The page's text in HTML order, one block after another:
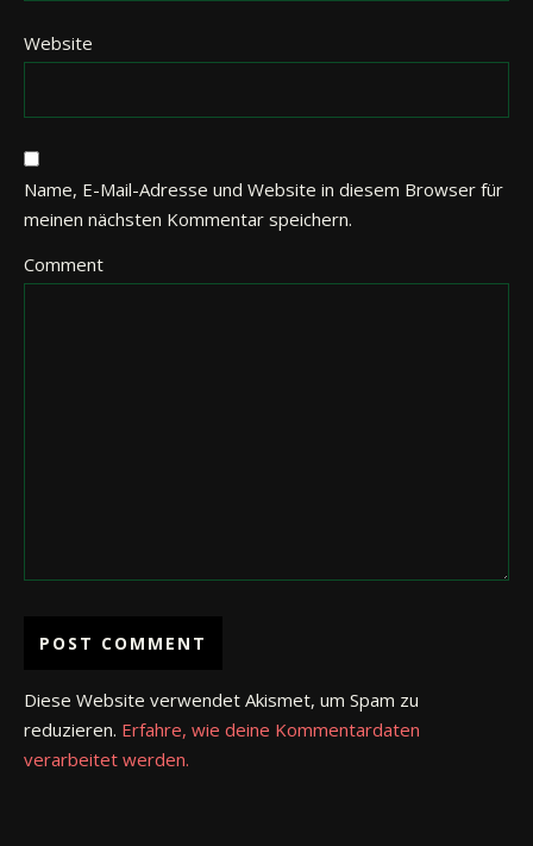
Website
Name, E-Mail-Adresse und Website in diesem Browser für
meinen nächsten Kommentar speichern.
Comment
Diese Website verwendet Akismet, um Spam zu
reduzieren. Erfahre, wie deine Kommentardaten
verarbeitet werden.